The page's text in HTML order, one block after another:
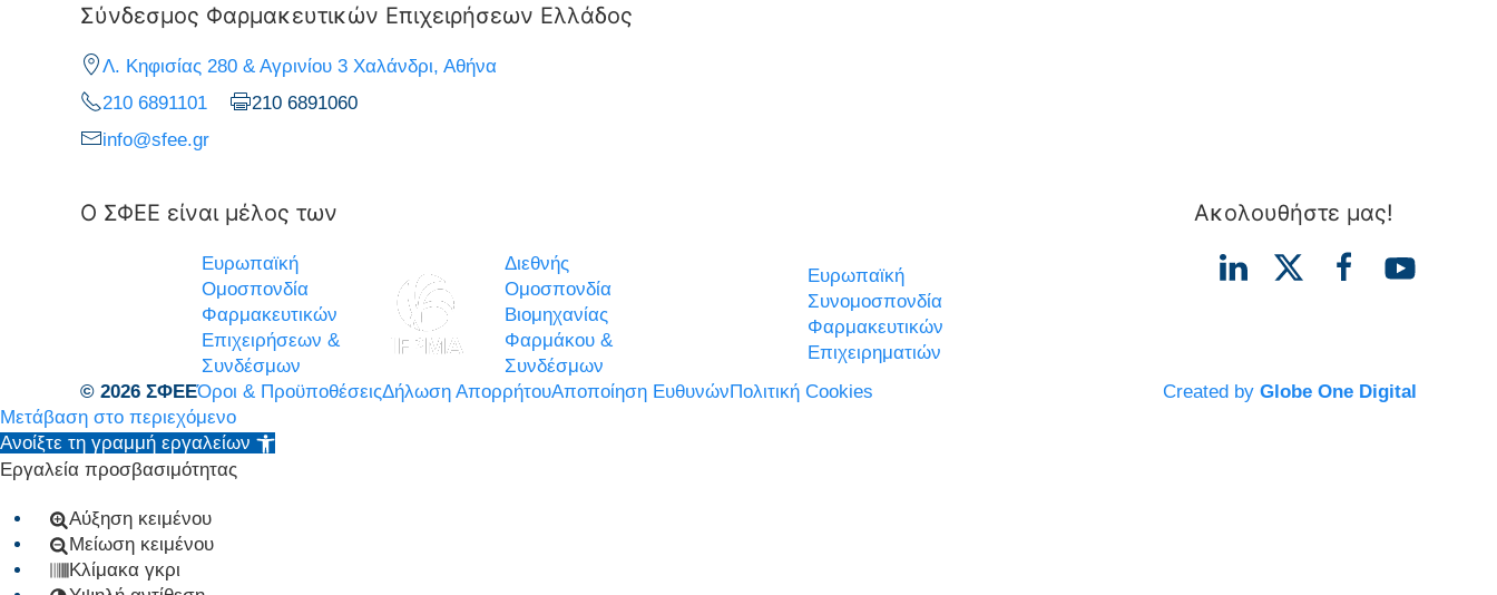
Σύνδεσμος Φαρμακευτικών Επιχειρήσεων Ελλάδος
Λ. Κηφισίας 280 & Αγρινίου 3 Χαλάνδρι, Αθήνα
210 6891101
210 6891060
info@sfee.gr
Ο ΣΦΕΕ είναι μέλος των
Ευρωπαϊκή
Ομοσπονδία
Φαρμακευτικών
Επιχειρήσεων &
Συνδέσμων
Διεθνής
Ομοσπονδία
Βιομηχανίας
Φαρμάκου &
Συνδέσμων
Ευρωπαϊκή
Συνομοσπονδία
Φαρμακευτικών
Επιχειρηματιών
Ακολουθήστε μας!
© 2026 ΣΦΕΕΌροι & ΠροϋποθέσειςΔήλωση ΑπορρήτουΑποποίηση ΕυθυνώνΠολιτική Cookies Created by Globe One Digital
Μετάβαση στο περιεχόμενο
Ανοίξτε τη γραμμή εργαλείων
Εργαλεία προσβασιμότητας
Αύξηση κειμένου
Μείωση κειμένου
Κλίμακα γκρι